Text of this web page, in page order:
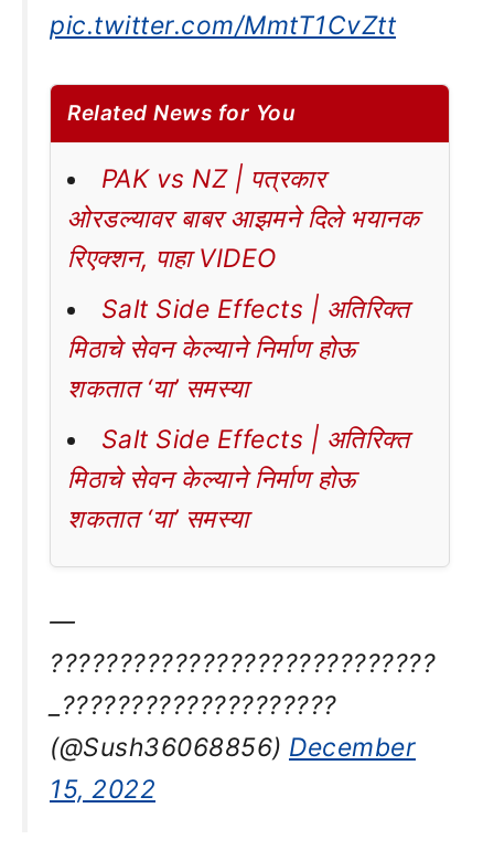
pic.twitter.com/MmtT1CvZtt
Related News for You
PAK vs NZ | पत्रकार
ओरडल्यावर बाबर आझमने दिले भयानक
रिएक्शन, पाहा VIDEO
Salt Side Effects | अतिरिक्त
मिठाचे सेवन केल्याने निर्माण होऊ
शकतात ‘या’ समस्या
Salt Side Effects | अतिरिक्त
मिठाचे सेवन केल्याने निर्माण होऊ
शकतात ‘या’ समस्या
—
????????????????????????????
_????????????????????
(@Sush36068856) December
15, 2022